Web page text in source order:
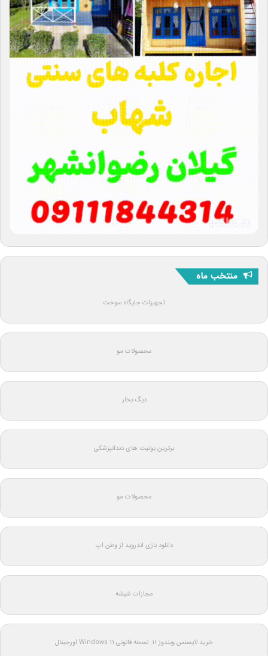
منتخب ماه
تجهیزات جایگاه سوخت
محصولات مو
دیگ بخار
برترین یونیت های دندانپزشکی
محصولات مو
دانلود بازی اندروید از وطن اپ
مجازات شیشه
خرید لایسنس ویندوز 11: نسخه قانونی Windows 11 اورجینال